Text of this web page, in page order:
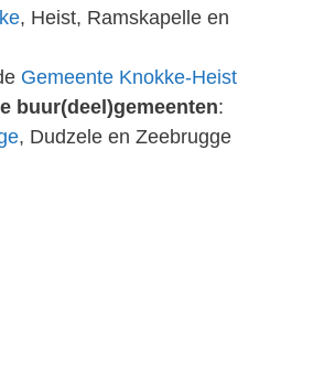
, Heist, Ramskapelle en
Gemeente Knokke-Heist
buur(deel)gemeenten:
, Dudzele en Zeebrugge